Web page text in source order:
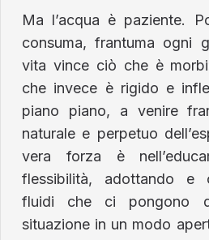
Ma l’acqua è paziente.
consuma, frantuma ogni
vita vince ciò che è
che invece è rigido e
piano piano, a venire
naturale e perpetuo
vera forza è
flessibilità, adottando e
fluidi che ci pongono
situazione in un modo